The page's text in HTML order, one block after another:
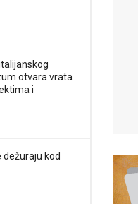
otvara vrata
i
dežuraju kod